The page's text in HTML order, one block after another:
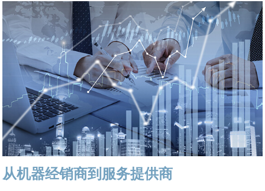
从机器经销商到服务提供商